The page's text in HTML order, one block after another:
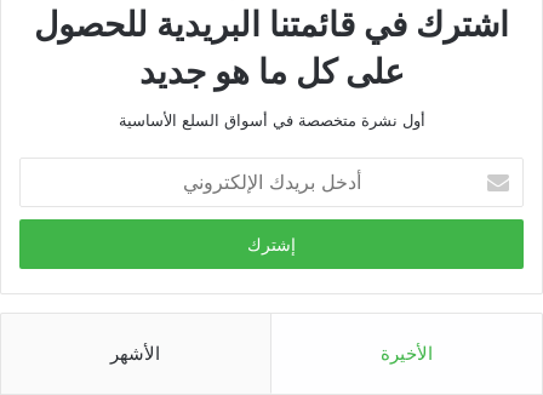
اشترك في قائمتنا البريدية للحصول
على كل ما هو جديد
أول نشرة متخصصة في أسواق السلع الأساسية
بريدك
الإلكتروني
الأخيرة الأشهر